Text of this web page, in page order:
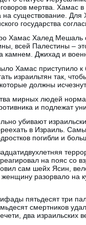
мертва. Хамас
на существование.
государства
Хамас Халед
всей Палестины –
камнем. Джихад и
Хамас приступило
израильтян так,
должны
мирных людей
и подлежат
убивают
в Израиль.
погибли и
на пояс со
сам шейх Ясин,
женщину разорвало на
пятьдесят три
смертников
два израильских